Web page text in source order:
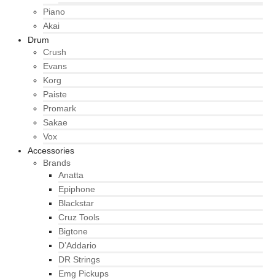
Piano
Akai
Drum
Crush
Evans
Korg
Paiste
Promark
Sakae
Vox
Accessories
Brands
Anatta
Epiphone
Blackstar
Cruz Tools
Bigtone
D’Addario
DR Strings
Emg Pickups